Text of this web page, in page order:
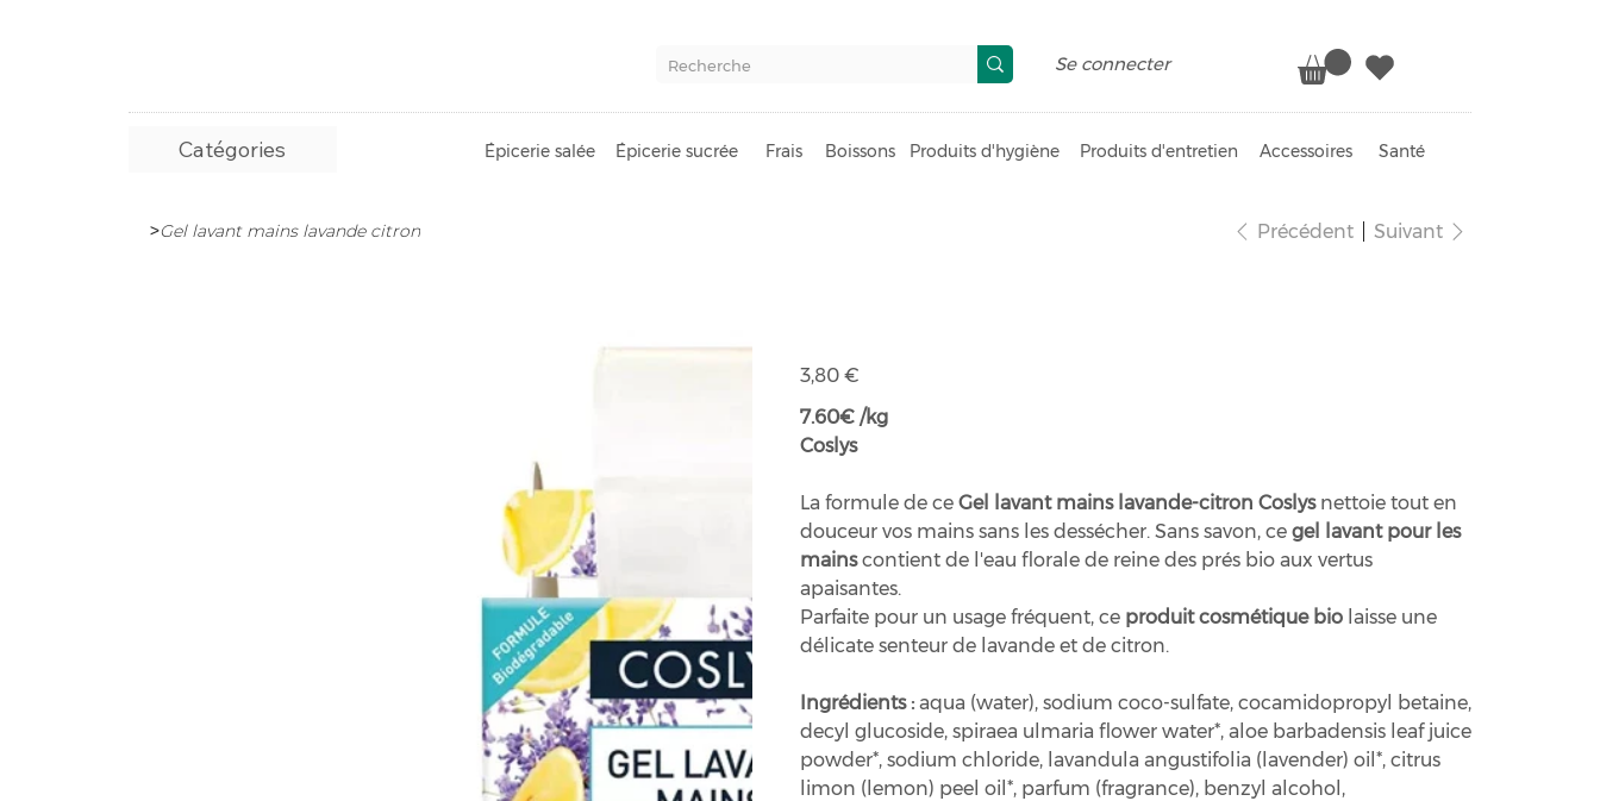
Catégories Épicerie salée Épicerie sucrée Frais Boissons Produits d'hygiène Produits d'entretien Accessoires Santé
Se connecter
>Gel lavant mains lavande citron Précédent Suivant
Prix
3,80 €
7.60€ /kg
Coslys
La formule de ce Gel lavant mains lavande-citron Coslysnettoie tout en
douceur vos mains sans les dessécher. Sans savon, ce gel lavant pour les
mainscontient de l'eau florale de reine des prés bio aux vertus
apaisantes.
Parfaite pour un usage fréquent, ce produit cosmétique bio laisse une
délicate senteur de lavande et de citron.
Ingrédients : aqua (water), sodium coco-sulfate, cocamidopropyl betaine,
decyl glucoside, spiraea ulmaria flower water*, aloe barbadensis leaf juice
powder*, sodium chloride, lavandula angustifolia (lavender) oil*, citrus
limon (lemon) peel oil*, parfum (fragrance), benzyl alcohol,